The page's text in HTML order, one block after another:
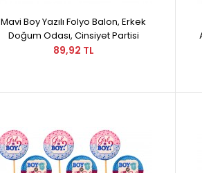
Mavi Boy Yazılı Folyo Balon, Erkek
Doğum Odası, Cinsiyet Partisi
89,92 TL